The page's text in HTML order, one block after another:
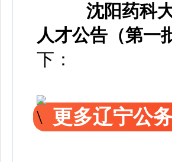
沈阳药科
人才公告（第一
下：
更多辽宁公